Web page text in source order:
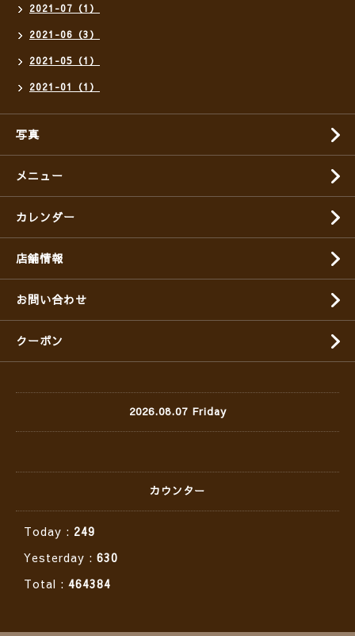
2021-07（1）
2021-06（3）
2021-05（1）
2021-01（1）
写真
メニュー
カレンダー
店舗情報
お問い合わせ
クーポン
2026.08.07 Friday
カウンター
Today : 249
Yesterday : 630
Total : 464384